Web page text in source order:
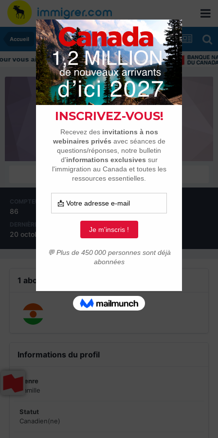
Accueil
vous aider tout au long de votre transition
Coccinelle2012
Membres
COMPTEUR DE CONTENUS
86
INSCRIPTION
15 mars 2013
DERNIÈRE VISITE
20 octobre 2013
1 abonné
Informations du profil
Genre
Famille
Statut
Canadien(ne)